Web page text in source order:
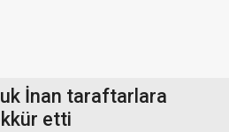
İnan taraftarlara
etti